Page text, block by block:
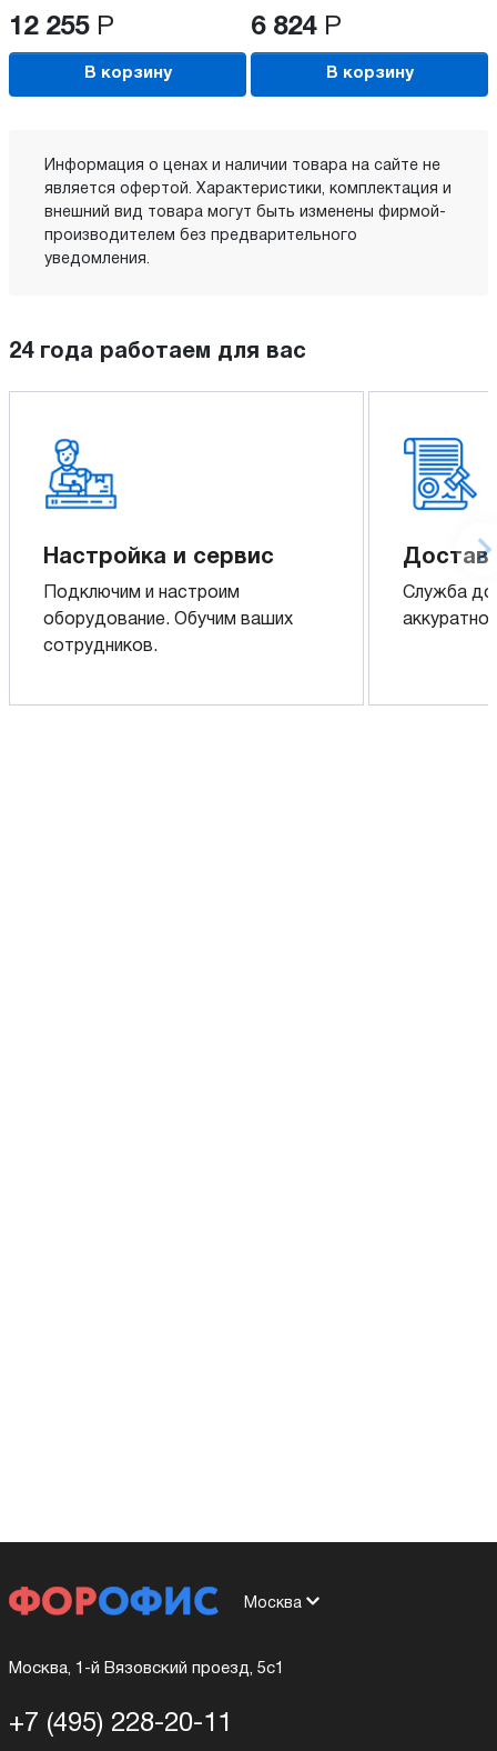
12 255 Р
В корзину
6 824 Р
В корзину
Информация о ценах и наличии товара на сайте не
является офертой. Характеристики, комплектация и
внешний вид товара могут быть изменены фирмой-
производителем без предварительного
уведомления.
24 года работаем для вас
Настройка и сервис
Подключим и настроим
оборудование. Обучим ваших
сотрудников.
Служба
аккуратно
Москва
Москва, 1-й Вязовский проезд, 5с1
+7 (495) 228-20-11